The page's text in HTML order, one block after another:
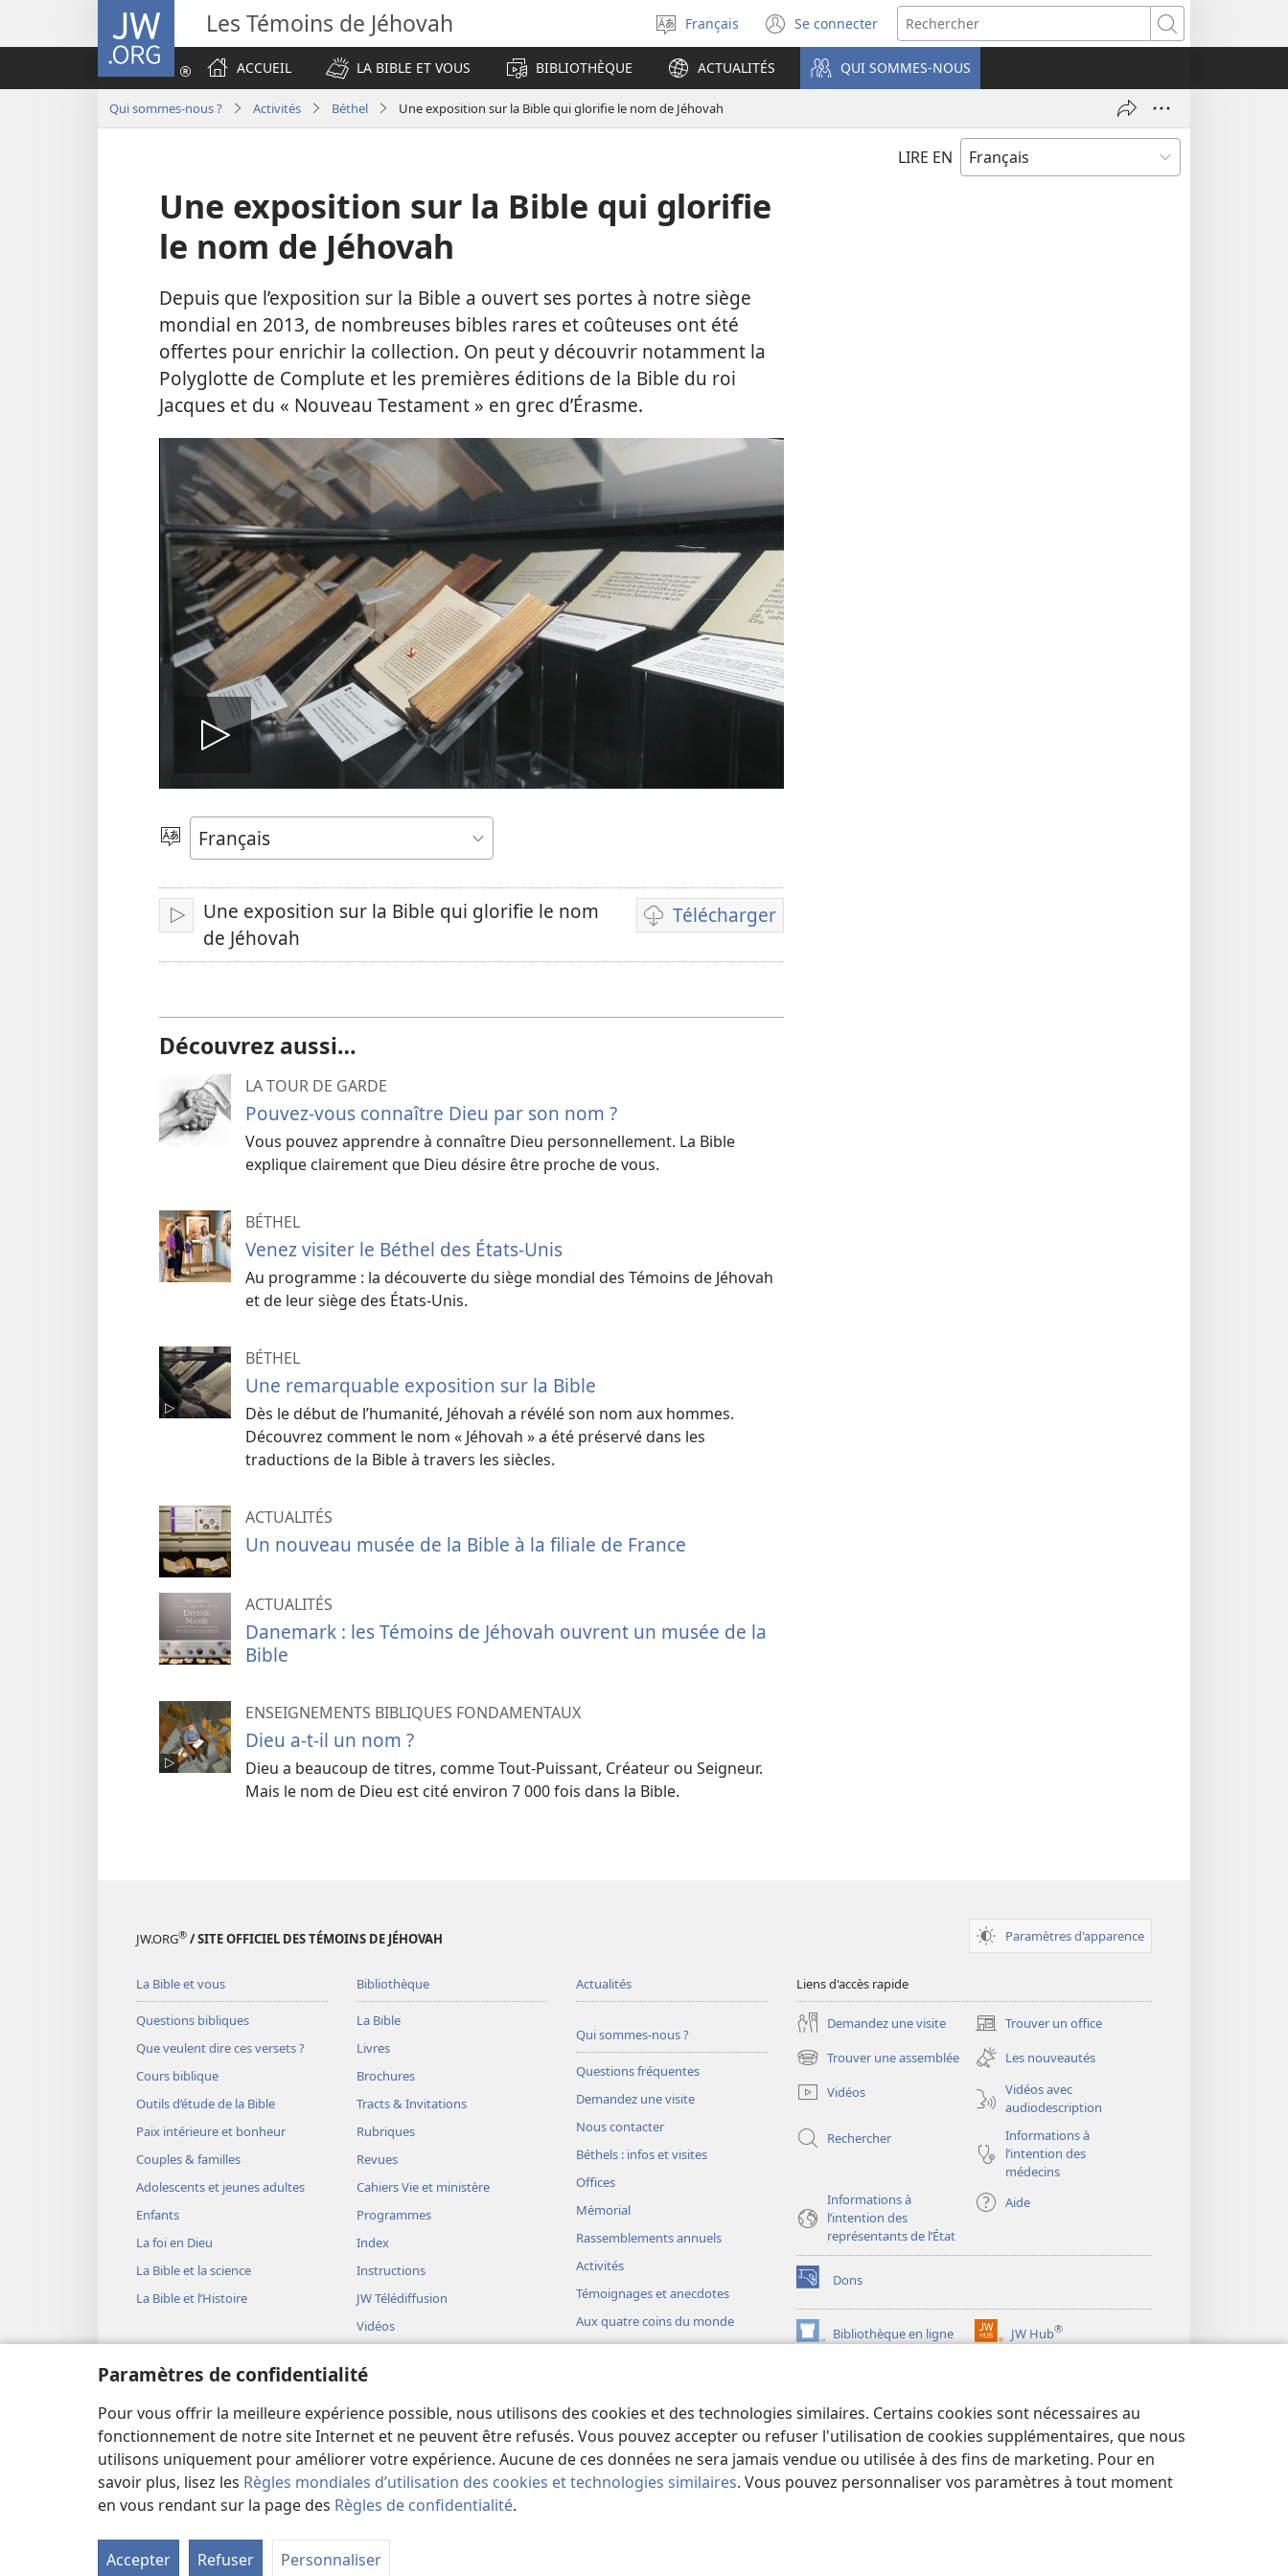
Paramètres de confidentialité
Pour vous offrir la meilleure expérience possible, nous utilisons des cookies et des technologies similaires. Certains cookies sont nécessaires au
fonctionnement de notre site Internet et ne peuvent être refusés. Vous pouvez accepter ou refuser l'utilisation de cookies supplémentaires, que nous
utilisons uniquement pour améliorer votre expérience. Aucune de ces données ne sera jamais vendue ou utilisée à des fins de marketing. Pour en
savoir plus, lisez les Règles mondiales d’utilisation des cookies et technologies similaires. Vous pouvez personnaliser vos paramètres à tout moment
en vous rendant sur la page des Règles de confidentialité.
Accepter Refuser Personnaliser
JW.ORG Les Témoins de Jéhovah
Sélectionner
la
langue
Français Se connecter
(ouvre
une
nouvelle
fenêtre)
Rechercher
ACCUEIL
LA BIBLE ET VOUS BIBLIOTHÈQUE ACTUALITÉS QUI SOMMES-NOUS
Qui sommes-nous ? Activités Béthel Une exposition sur la Bible qui glorifie le nom de Jéhovah
LIRE EN
Une exposition sur la Bible qui glorifie
le nom de Jéhovah
Depuis que l’exposition sur la Bible a ouvert ses portes à notre siège
mondial en 2013, de nombreuses bibles rares et coûteuses ont été
offertes pour enrichir la collection. On peut y découvrir notamment la
Polyglotte de Complute et les premières éditions de la Bible du roi
Jacques et du « Nouveau Testament » en grec d’Érasme.
la
vidéo
Choisir
une
langue
Lire
Une exposition sur la Bible qui glorifie le nom
de Jéhovah
Télécharger
Options
de
Découvrez aussi…
LA TOUR DE GARDE
Pouvez-vous connaître Dieu par son nom ?
Vous pouvez apprendre à connaître Dieu personnellement. La Bible
explique clairement que Dieu désire être proche de vous.
BÉTHEL
Venez visiter le Béthel des États-Unis
Au programme : la découverte du siège mondial des Témoins de Jéhovah
et de leur siège des États-Unis.
BÉTHEL
Une remarquable exposition sur la Bible
Dès le début de l’humanité, Jéhovah a révélé son nom aux hommes.
Découvrez comment le nom « Jéhovah » a été préservé dans les
traductions de la Bible à travers les siècles.
ACTUALITÉS
Un nouveau musée de la Bible à la filiale de France
ACTUALITÉS
Danemark : les Témoins de Jéhovah ouvrent un musée de la
Bible
ENSEIGNEMENTS BIBLIQUES FONDAMENTAUX
Dieu a-t-il un nom ?
Dieu a beaucoup de titres, comme Tout-Puissant, Créateur ou Seigneur.
Mais le nom de Dieu est cité environ 7 000 fois dans la Bible.
JW.ORG® / SITE OFFICIEL DES TÉMOINS DE JÉHOVAH Paramètres d'apparence
La Bible et vous
Questions bibliques
Que veulent dire ces versets ?
Cours biblique
Outils d’étude de la Bible
Paix intérieure et bonheur
Couples & familles
Adolescents et jeunes adultes
Enfants
La foi en Dieu
La Bible et la science
La Bible et l’Histoire
Bibliothèque
La Bible
Livres
Brochures
Tracts & Invitations
Rubriques
Revues
Cahiers Vie et ministère
Programmes
Index
Instructions
JW Télédiffusion
Vidéos
Représentations théâtrales
Lectures bibliques théâtrales
Actualités
Qui sommes-nous ?
Questions fréquentes
Demandez une visite
Nous contacter
Béthels : infos et visites
Offices
Mémorial
Rassemblements annuels
Activités
Témoignages et anecdotes
Aux quatre coins du monde
Liens d'accès rapide
Demandez une visite Trouver un office
(ouvre
une
nouvelle
fenêtre)
Trouver une assemblée
(ouvre
une
nouvelle
Les nouveautés
Vidéos
Vidéos avec
audiodescription
Rechercher
Informations à
l’intention des
médecins
Informations à
l’intention des
représentants de l’État
Aide
Dons
(ouvre
une
nouvelle
fenêtre)
Bibliothèque en ligne
(ouvre
JW Hub®
(ouvre
Copyright © 2026 Watch Tower Bible and Tract Society of Pennsylvania.